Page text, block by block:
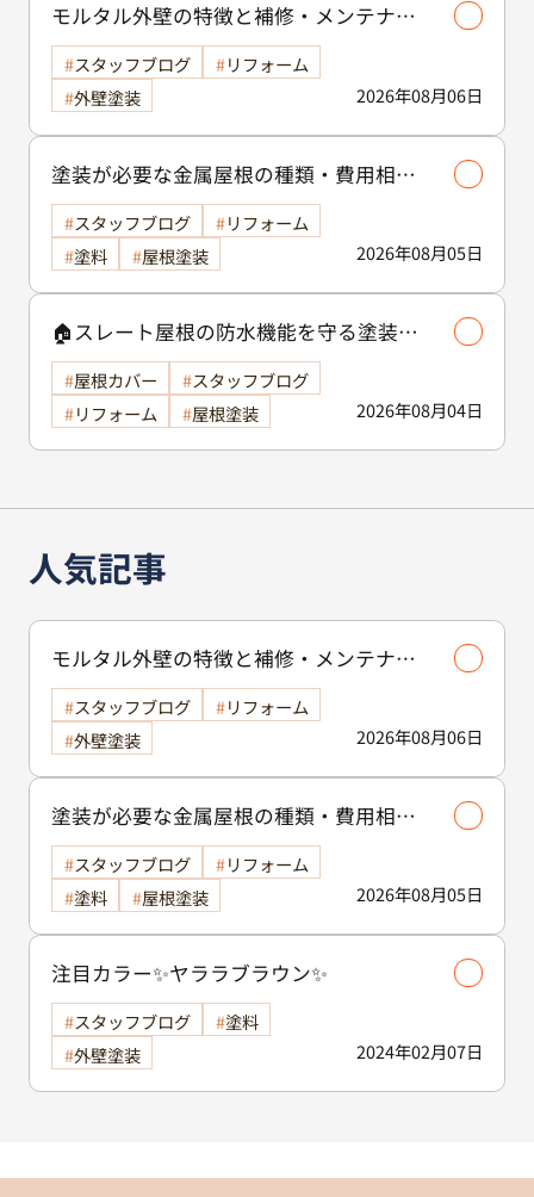
モルタル外壁の特徴と補修・メンテナン
ス方法を徹底解説！/外壁塗装
2026年08月06日
スタッフブログ
リフォーム
外壁塗装
塗装が必要な金属屋根の種類・費用相場
等解説いたします🖊️
2026年08月05日
スタッフブログ
リフォーム
塗料
屋根塗装
🏠スレート屋根の防水機能を守る塗装の
役割🏠/屋根塗装
2026年08月04日
屋根カバー
スタッフブログ
リフォーム
屋根塗装
人気記事
モルタル外壁の特徴と補修・メンテナン
ス方法を徹底解説！/外壁塗装
2026年08月06日
スタッフブログ
リフォーム
外壁塗装
塗装が必要な金属屋根の種類・費用相場
等解説いたします🖊️
2026年08月05日
スタッフブログ
リフォーム
塗料
屋根塗装
注目カラー✨ヤララブラウン✨
2024年02月07日
スタッフブログ
塗料
外壁塗装